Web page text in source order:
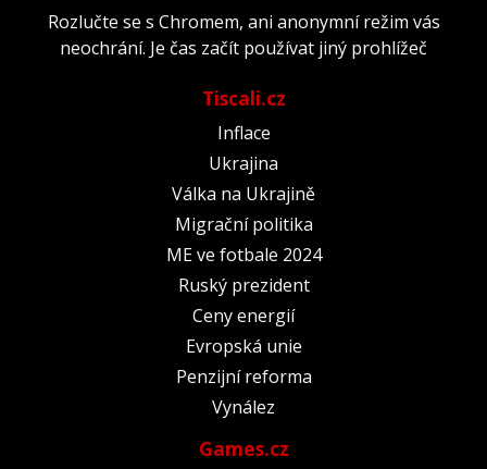
Rozlučte se s Chromem, ani anonymní režim vás
neochrání. Je čas začít používat jiný prohlížeč
Tiscali.cz
Inflace
Ukrajina
Válka na Ukrajině
Migrační politika
ME ve fotbale 2024
Ruský prezident
Ceny energií
Evropská unie
Penzijní reforma
Vynález
Games.cz